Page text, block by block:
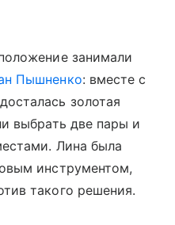
занимали
Пышненко: вместе с
золотая
выбрать две пары и
Лина была
инструментом,
такого решения.